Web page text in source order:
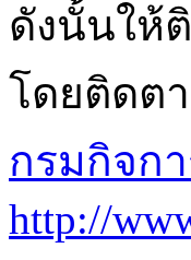
ดังนั้นให้
โดยติดต
กรมกิจก
http://